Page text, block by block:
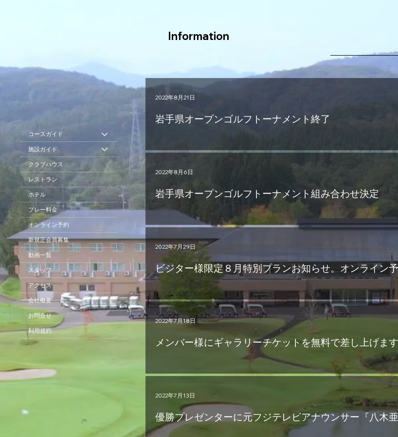
Information
岩手県オープンゴルフトーナメント終了
2022年8月21日
岩手県オープンゴルフトーナメント組み合わせ決定
2022年8月6日
ビジター様限定８月特別プランお知らせ。オンライン
2022年7月29日
メンバー様にギャラリーチケットを無料で差し上げます
2022年7月18日
優勝プレゼンターに元フジテレビアナウンサー『八木
2022年7月13日
コースガイド
施設ガイド
クラブハウス
レストラン
ホテル
プレー料金
オンライン予約
新規正会員募集
動画一覧
スタッフ
アクセス
会社概要
お問合せ
利用規約